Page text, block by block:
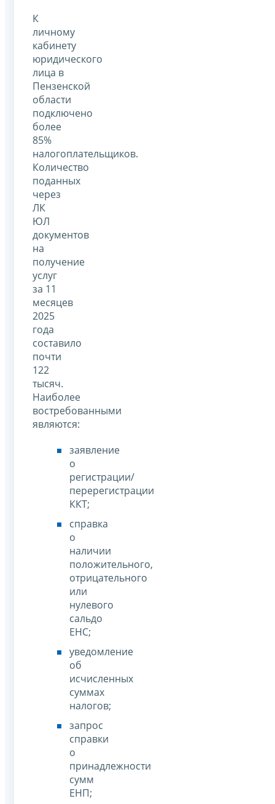
К
личному
кабинету
юридического
лица в
Пензенской
области
подключено
более
85%
налогоплательщиков.
Количество
поданных
через
ЛК
ЮЛ
документов
на
получение
услуг
за 11
месяцев
2025
года
составило
почти
122
тысяч.
Наиболее
востребованными
являются:
заявление
о
регистрации/
перерегистрации
ККТ;
справка
о
наличии
положительного,
отрицательного
или
нулевого
сальдо
ЕНС;
уведомление
об
исчисленных
суммах
налогов;
запрос
справки
о
принадлежности
сумм
ЕНП;